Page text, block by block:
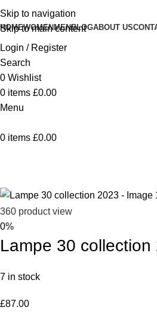
Skip to navigation
Skip to main content
HOMEWOMEN MENBLOGABOUT US
Login / Register
Search
0 Wishlist
0 items £0.00
Menu
0 items £0.00
360 product view
0%
Lampe 30 collection
7 in stock
£87.00